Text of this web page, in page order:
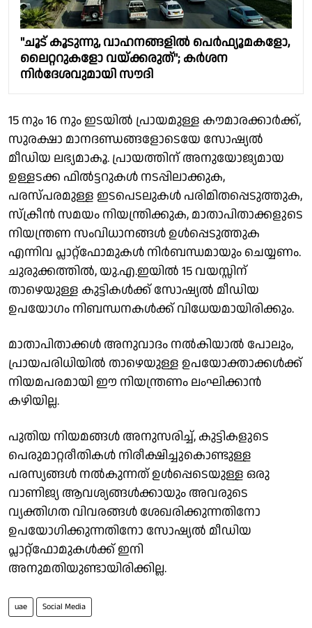
"ചൂട് കൂടുന്നു, വാഹനങ്ങളില്‍ പെർഫ്യൂമകളോ,
ലൈറ്ററുകളോ വയ്ക്കരുത്''; കർശന
നിര്‍ദേശവുമായി സൗദി
15 നും 16 നും ഇടയില്‍ പ്രായമുള്ള കൗമാരക്കാര്‍ക്ക്,
സുരക്ഷാ മാനദണ്ഡങ്ങളോടെയേ സോഷ്യല്‍
മീഡിയ ലഭ്യമാകൂ. പ്രായത്തിന് അനുയോജ്യമായ
ഉള്ളടക്ക ഫില്‍ട്ടറുകള്‍ നടപ്പിലാക്കുക,
പരസ്പരമുള്ള ഇടപെടലുകള്‍ പരിമിതപ്പെടുത്തുക,
സ്‌ക്രീന്‍ സമയം നിയന്ത്രിക്കുക, മാതാപിതാക്കളുടെ
നിയന്ത്രണ സംവിധാനങ്ങള്‍ ഉള്‍പ്പെടുത്തുക
എന്നിവ പ്ലാറ്റ്ഫോമുകള്‍ നിര്‍ബന്ധമായും ചെയ്യണം.
ചുരുക്കത്തില്‍, യു.എ.ഇയില്‍ 15 വയസ്സിന്
താഴെയുള്ള കുട്ടികള്‍ക്ക് സോഷ്യല്‍ മീഡിയ
ഉപയോഗം നിബന്ധനകള്‍ക്ക് വിധേയമായിരിക്കും.
മാതാപിതാക്കള്‍ അനുവാദം നല്‍കിയാല്‍ പോലും,
പ്രായപരിധിയില്‍ താഴെയുള്ള ഉപയോക്താക്കള്‍ക്ക്
നിയമപരമായി ഈ നിയന്ത്രണം ലംഘിക്കാന്‍
കഴിയില്ല.
പുതിയ നിയമങ്ങള്‍ അനുസരിച്ച്, കുട്ടികളുടെ
പെരുമാറ്റരീതികള്‍ നിരീക്ഷിച്ചുകൊണ്ടുള്ള
പരസ്യങ്ങള്‍ നല്‍കുന്നത് ഉള്‍പ്പെടെയുള്ള ഒരു
വാണിജ്യ ആവശ്യങ്ങള്‍ക്കായും അവരുടെ
വ്യക്തിഗത വിവരങ്ങള്‍ ശേഖരിക്കുന്നതിനോ
ഉപയോഗിക്കുന്നതിനോ സോഷ്യല്‍ മീഡിയ
പ്ലാറ്റ്ഫോമുകള്‍ക്ക് ഇനി
അനുമതിയുണ്ടായിരിക്കില്ല.
uae Social Media